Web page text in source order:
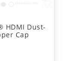
HDMI Dust-
Cap